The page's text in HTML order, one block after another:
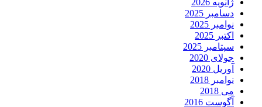
ژانویه 2026
دسامبر 2025
نوامبر 2025
اکتبر 2025
سپتامبر 2025
جولای 2020
آوریل 2020
نوامبر 2018
می 2018
آگوست 2016